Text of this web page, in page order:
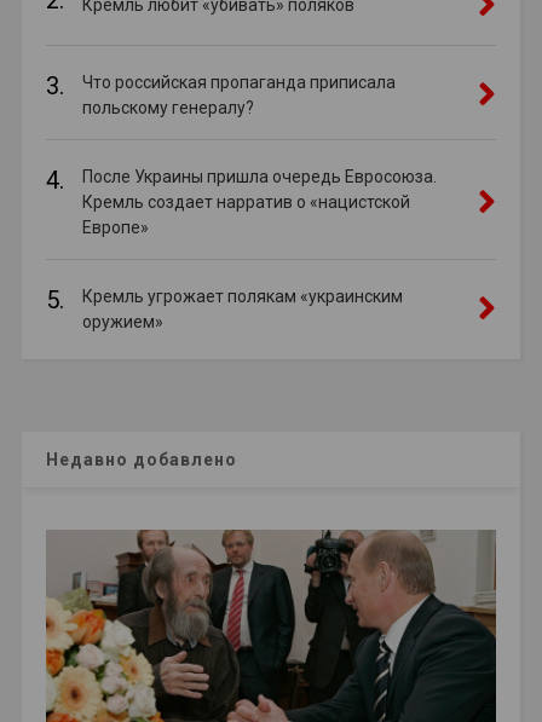
Кремль любит «убивать» поляков
3.
Что российская пропаганда приписала
польскому генералу?
4.
После Украины пришла очередь Евросоюза.
Кремль создает нарратив о «нацистской
Европе»
5.
Кремль угрожает полякам «украинским
оружием»
Недавно добавлено